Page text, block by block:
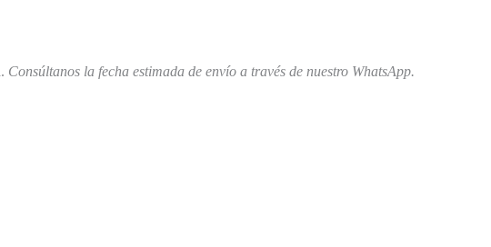
Consúltanos la fecha estimada de envío a través de nuestro WhatsApp.